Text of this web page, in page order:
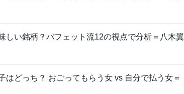
しい銘柄？バフェット流12の視点で分析＝八木翼
はどっち？ おごってもらう女 vs 自分で払う女＝